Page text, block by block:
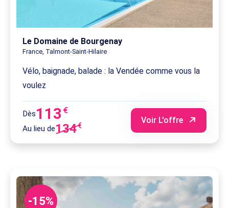
Le Domaine de Bourgenay
France, Talmont-Saint-Hilaire
Vélo, baignade, balade : la Vendée comme vous la
voulez
Dès113 €
Au lieu de134€
Voir L'offre
-15%